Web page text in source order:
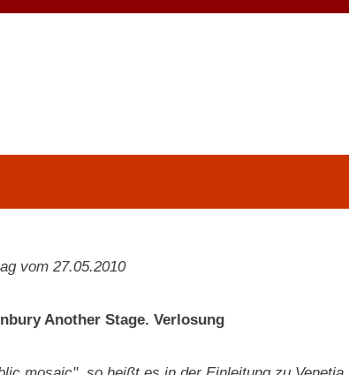
vom 27.05.2010
Another Stage. Verlosung